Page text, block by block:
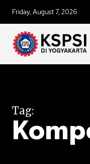
Friday, August 7, 2026
Tag: